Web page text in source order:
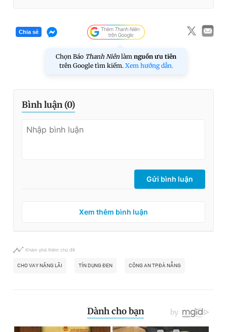
Chia sẻ
Chọn Báo Thanh Niên làm nguồn ưu tiên
trên Google tìm kiếm. Xem hướng dẫn.
Bình luận (0)
Gửi bình luận
Xem thêm bình luận
Khám phá thêm chủ đề
CHO VAY NẶNG LÃI TÍN DỤNG ĐEN CÔNG AN TP.ĐÀ NẴNG